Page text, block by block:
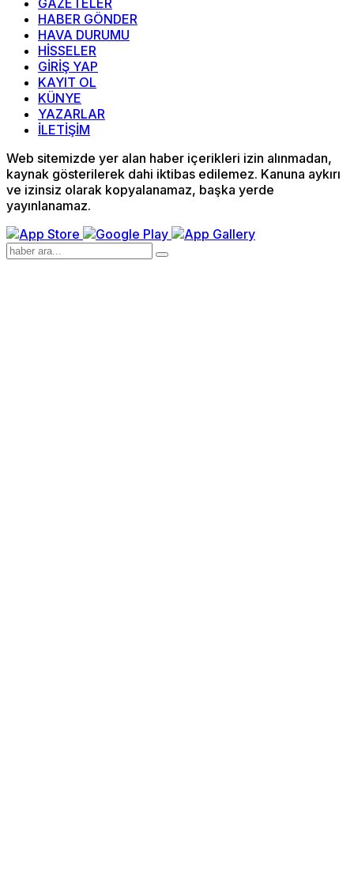
HABER GÖNDER
HAVA DURUMU
HİSSELER
GİRİŞ YAP
KAYIT OL
KÜNYE
YAZARLAR
İLETİŞİM
Web sitemizde yer alan haber içerikleri izin alınmadan,
kaynak gösterilerek dahi iktibas edilemez. Kanuna aykırı
ve izinsiz olarak kopyalanamaz, başka yerde
yayınlanamaz.